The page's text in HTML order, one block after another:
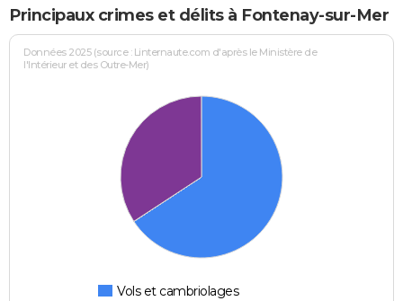
Principaux crimes et délits à Fontenay-sur-Mer
Données 2025 (source : Linternaute.com d'après le Ministère de
l'Intérieur et des Outre-Mer)
Vols et cambriolages